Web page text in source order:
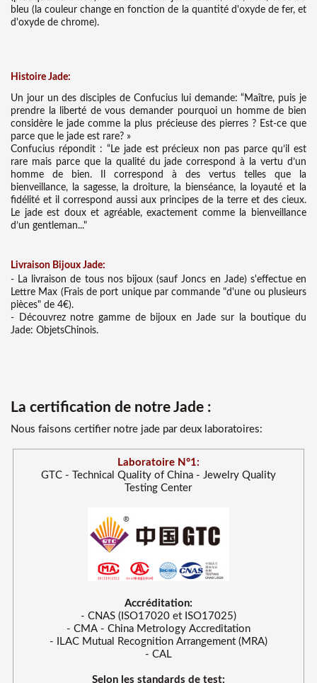
bleu (la couleur change en fonction de la quantité d'oxyde de fer, et
d'oxyde de chrome).
Histoire Jade:
Un jour un des disciples de Confucius lui demande: “Maître, puis je
prendre la liberté de vous demander pourquoi un homme de bien
considère le jade comme la plus précieuse des pierres ? Est-ce que
parce que le jade est rare? »
Confucius répondit : “Le jade est précieux non pas parce qu’il est
rare mais parce que la qualité du jade correspond à la vertu d’un
homme de bien. Il correspond à des vertus telles que la
bienveillance, la sagesse, la droiture, la bienséance, la loyauté et la
fidélité et il correspond aussi aux principes de la terre et des cieux.
Le jade est doux et agréable, exactement comme la bienveillance
d’un gentleman..."
Livraison Bijoux Jade:
- La livraison de tous nos bijoux (sauf Joncs en Jade) s'effectue en
Lettre Max (Frais de port unique par commande "d'une ou plusieurs
pièces" de 4€).
- Découvrez notre gamme de bijoux en Jade sur la boutique du
Jade: ObjetsChinois.
La certification de notre Jade :
Nous faisons certifier notre jade par deux laboratoires:
Laboratoire N°1:
GTC - Technical Quality of China - Jewelry Quality
Testing Center
Accréditation:
- CNAS (ISO17020 et ISO17025)
- CMA - China Metrology Accreditation
- ILAC Mutual Recognition Arrangement (MRA)
- CAL
Selon les standards de test: